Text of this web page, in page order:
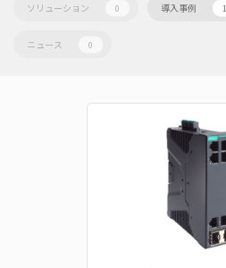
ソリューション 0 導入事例 1
ニュース 0